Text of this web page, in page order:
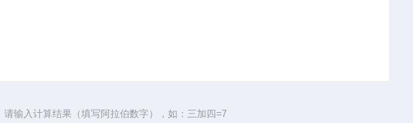
请输入计算结果（填写阿拉伯数字），如：三加四=7